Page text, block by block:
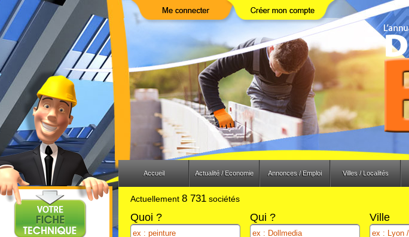
Accueil Actualité / Economie Annonces / Emploi Villes / Localités
Actuellement 8 731 sociétés
Quoi ? Qui ? Ville